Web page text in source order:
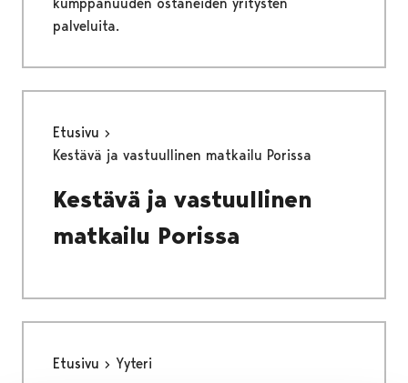
kumppanuuden ostaneiden yritysten
palveluita.
Etusivu
Kestävä ja vastuullinen matkailu Porissa
Kestävä ja vastuullinen
matkailu Porissa
Etusivu Yyteri